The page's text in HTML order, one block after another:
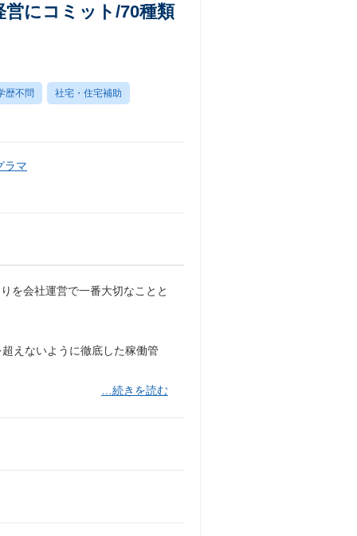
営にコミット/70種類
歴不問 社宅・住宅補助
ラマ
を会社運営で一番大切なことと
えないように徹底した稼働管
…続きを読む